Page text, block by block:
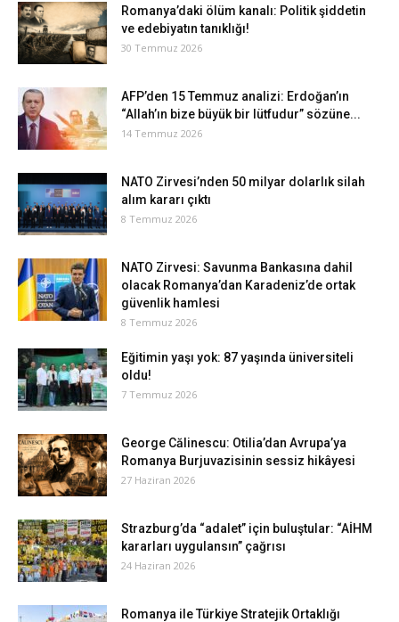
Romanya’daki ölüm kanalı: Politik şiddetin
ve edebiyatın tanıklığı!
30 Temmuz 2026
AFP’den 15 Temmuz analizi: Erdoğan’ın
“Allah’ın bize büyük bir lütfudur” sözüne...
14 Temmuz 2026
NATO Zirvesi’nden 50 milyar dolarlık silah
alım kararı çıktı
8 Temmuz 2026
NATO Zirvesi: Savunma Bankasına dahil
olacak Romanya’dan Karadeniz’de ortak
güvenlik hamlesi
8 Temmuz 2026
Eğitimin yaşı yok: 87 yaşında üniversiteli
oldu!
7 Temmuz 2026
George Călinescu: Otilia’dan Avrupa’ya
Romanya Burjuvazisinin sessiz hikâyesi
27 Haziran 2026
Strazburg’da “adalet” için buluştular: “AİHM
kararları uygulansın” çağrısı
24 Haziran 2026
Romanya ile Türkiye Stratejik Ortaklığı